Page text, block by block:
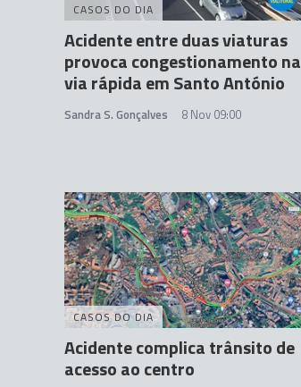
CASOS DO DIA
Acidente entre duas viaturas
provoca congestionamento na
via rápida em Santo António
Sandra S. Gonçalves 8 Nov 09:00
CASOS DO DIA
Acidente complica trânsito de
acesso ao centro